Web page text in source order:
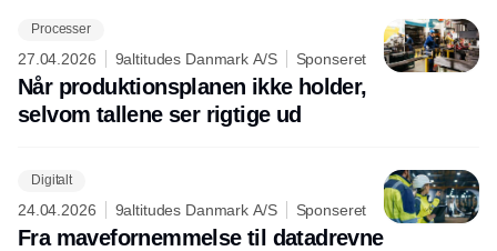
Processer
27.04.2026 9altitudes Danmark A/S Sponseret
Når produktionsplanen ikke holder,
selvom tallene ser rigtige ud
Digitalt
24.04.2026 9altitudes Danmark A/S Sponseret
Fra mavefornemmelse til datadrevne